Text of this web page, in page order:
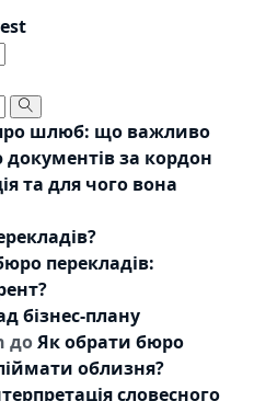
шлюб: що важливо
за кордон
та для чого вона
перекладів:
бізнес-плану
доЯк обрати бюро
облизня?
словесного